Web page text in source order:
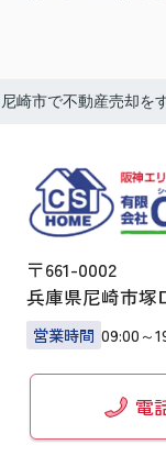
尼崎市で不動産売却を
〒661-0002
兵庫県尼崎市塚
営業時間 09:00～
電